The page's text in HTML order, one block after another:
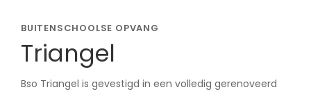
BUITENSCHOOLSE OPVANG
Triangel
Bso Triangel is gevestigd in een volledig gerenoveerd